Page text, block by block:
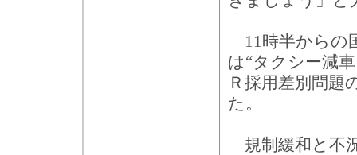
11時半からの
は“タクシー減
Ｒ採用差別問題
た。
規制緩和と不